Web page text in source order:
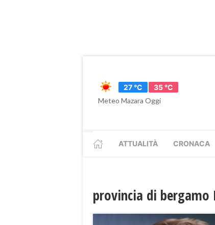
27 °C
35 °C
Meteo Mazara Oggi
ATTUALITÀ CRONACA
provincia di bergamo